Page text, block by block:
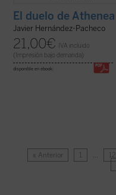
El duelo de Athenea
Javier Hernández-Pacheco
21,00€
IVA incluido
(Impresión bajo demanda)
disponible en ebook:
« Anterior 1 … 12